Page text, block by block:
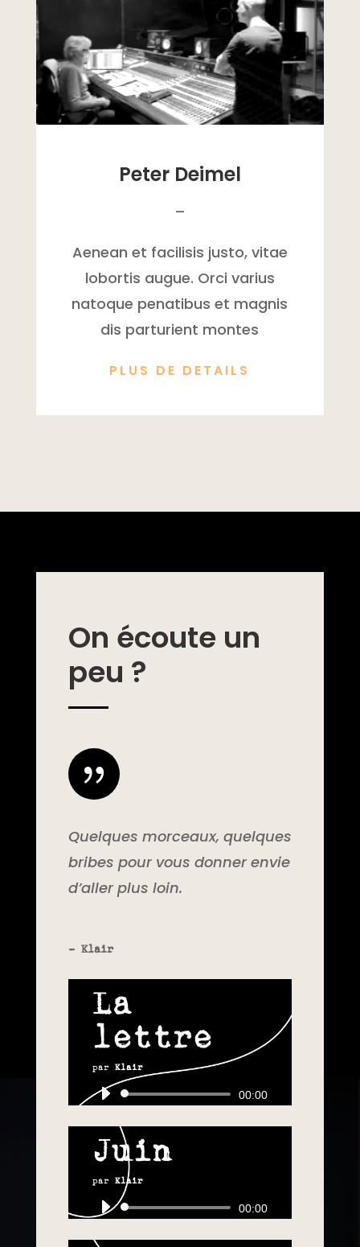
Peter Deimel
–
Aenean et facilisis justo, vitae
lobortis augue. Orci varius
natoque penatibus et magnis
dis parturient montes
PLUS DE DETAILS
On écoute un
peu ?
{
Quelques morceaux, quelques
bribes pour vous donner envie
d’aller plus loin.
- Klair
La
lettre
par Klair
Lecteur
00:00
Juin
par Klair
Lecteur
00:00